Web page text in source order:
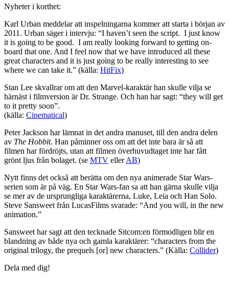
Nyheter i korthet:
Karl Urban meddelar att inspelningarna kommer att starta i början av
2011. Urban säger i intervju: “I haven’t seen the script. I just know
it is going to be good. I am really looking forward to getting on-
board that one. And I feel now that we have introduced all these
great characters and it is just going to be really interesting to see
where we can take it.” (källa: HitFix)
Stan Lee skvallrar om att den Marvel-karaktär han skulle vilja se
härnäst i filmversion är Dr. Strange. Och han har sagt: “they will get
to it pretty soon”.
(källa: Cinematical)
Peter Jackson har lämnat in det andra manuset, till den andra delen
av The Hobbit. Han påminner oss om att det inte bara är så att
filmen har fördröjts, utan att filmen överhuvudtaget inte har fått
grönt ljus från bolaget. (se MTV ellerAB)
Nytt finns det också att berätta om den nya animerade Star Wars-
serien som är på väg. En Star Wars-fan sa att han gärna skulle vilja
se mer av de ursprungliga karaktärerna, Luke, Leia och Han Solo.
Steve Sansweet från LucasFilms svarade: “And you will, in the new
animation.”
Sansweet har sagt att den tecknade Sitcom:en förmodligen blir en
blandning av både nya och gamla karaktärer: “characters from the
original trilogy, the prequels [or] new characters.” (Källa: Collider)
Dela med dig!